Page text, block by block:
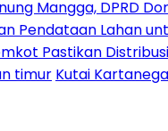
Mangga, DPRD
Pendataan Lahan
Pastikan
timur Kutai